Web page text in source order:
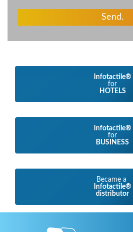
Send.
Infotactile®
for
HOTELS
Infotactile®
for
BUSINESS
Became a
Infotactile®
distributor